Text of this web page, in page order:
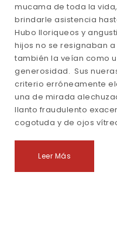
mucama de toda la
brindarle asistencia
Hubo lloriqueos y
hijos no se resignaban
también la veían como
generosidad. Sus
criterio erróneamente
una de mirada
llanto fraudulento
cogotuda y de ojos
Leer Más